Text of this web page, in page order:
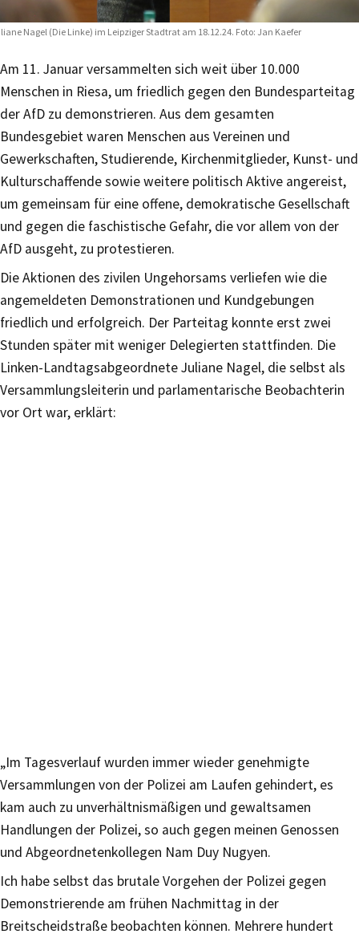
Nagel (Die Linke) im Leipziger Stadtrat am 18.12.24. Foto: Jan Kaefer
Am 11. Januar versammelten sich weit über 10.000
Menschen in Riesa, um friedlich gegen den Bundesparteitag
der AfD zu demonstrieren. Aus dem gesamten
Bundesgebiet waren Menschen aus Vereinen und
Gewerkschaften, Studierende, Kirchenmitglieder, Kunst- und
Kulturschaffende sowie weitere politisch Aktive angereist,
um gemeinsam für eine offene, demokratische Gesellschaft
und gegen die faschistische Gefahr, die vor allem von der
AfD ausgeht, zu protestieren.
Die Aktionen des zivilen Ungehorsams verliefen wie die
angemeldeten Demonstrationen und Kundgebungen
friedlich und erfolgreich. Der Parteitag konnte erst zwei
Stunden später mit weniger Delegierten stattfinden. Die
Linken-Landtagsabgeordnete Juliane Nagel, die selbst als
Versammlungsleiterin und parlamentarische Beobachterin
vor Ort war, erklärt:
„Im Tagesverlauf wurden immer wieder genehmigte
Versammlungen von der Polizei am Laufen gehindert, es
kam auch zu unverhältnismäßigen und gewaltsamen
Handlungen der Polizei, so auch gegen meinen Genossen
und Abgeordnetenkollegen Nam Duy Nugyen.
Ich habe selbst das brutale Vorgehen der Polizei gegen
Demonstrierende am frühen Nachmittag in der
Breitscheidstraße beobachten können. Mehrere hundert